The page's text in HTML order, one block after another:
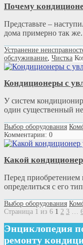
Почему
Представьте –
дома примерно так
Устранение
обслуживание, Чистка
Кондиционеры с
У систем
один существенный
Выбор оборудования
Комментарии: 0
Какой
Перед приобретением
определиться с его
Выбор оборудования
Страница 1 из 6 1 2 3 …
Энциклопедия
ремонту